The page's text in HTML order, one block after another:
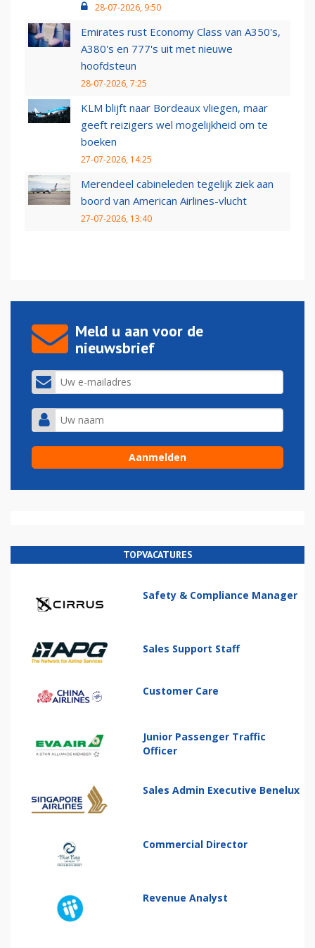
28-07-2026, 9:50
Emirates rust Economy Class van A350's,
A380's en 777's uit met nieuwe
hoofdsteun
28-07-2026, 7:25
KLM blijft naar Bordeaux vliegen, maar
geeft reizigers wel mogelijkheid om te
boeken
27-07-2026, 14:25
Merendeel cabineleden tegelijk ziek aan
boord van American Airlines-vlucht
27-07-2026, 13:40
Meld u aan voor de
nieuwsbrief
TOPVACATURES
Safety & Compliance Manager
Sales Support Staff
Customer Care
Junior Passenger Traffic
Officer
Sales Admin Executive Benelux
Commercial Director
Revenue Analyst